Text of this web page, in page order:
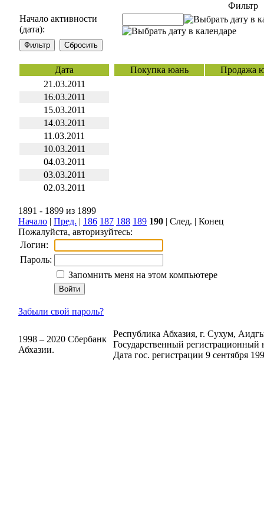
Фильтр
Начало активности
(дата):
Дата Покупка юань
Продажа
21.03.2011
16.03.2011
15.03.2011
14.03.2011
11.03.2011
10.03.2011
04.03.2011
03.03.2011
02.03.2011
1891 - 1899 из 1899
Начало | Пред. | 186 187 188 189 190 | След. | Конец
Пожалуйста, авторизуйтесь:
Логин:
Пароль:
Запомнить меня на этом компьютере
Забыли свой пароль?
1998 – 2020 Сбербанк
Абхазии.
Республика Абхазия, г. Сухум,
Государственный регистрационный
Дата гос. регистрации 9 сентября